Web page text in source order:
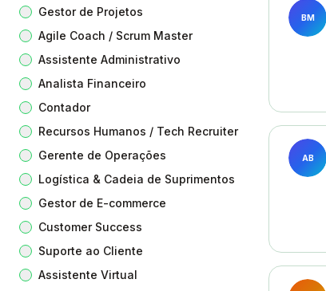
Gestor de Projetos
Agile Coach / Scrum Master
Assistente Administrativo
Analista Financeiro
Contador
Recursos Humanos / Tech Recruiter
Gerente de Operações
Logística & Cadeia de Suprimentos
Gestor de E-commerce
Customer Success
Suporte ao Cliente
Assistente Virtual
BM
AB